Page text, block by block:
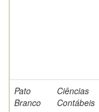
Pato
Branco
Ciências
Contábeis